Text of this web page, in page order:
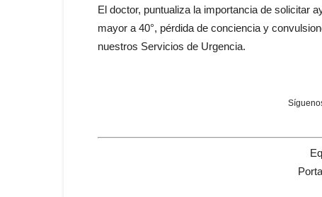
El doctor, puntualiza la importancia de solicitar
mayor a 40°, pérdida de conciencia y
nuestros Servicios de Urgencia.